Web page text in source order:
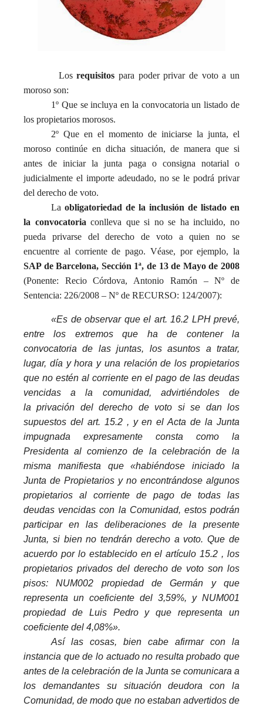
Losrequisitos para poder privar de voto a un
moroso son:
1º Que se incluya en la convocatoria un listado de
los propietarios morosos.
2º Que en el momento de iniciarse la junta, el
moroso continúe en dicha situación, de manera que si
antes de iniciar la junta paga o consigna notarial o
judicialmente el importe adeudado, no se le podrá privar
del derecho de voto.
Laobligatoriedad de la inclusión de listado en
la convocatoria conlleva que si no se ha incluido, no
pueda privarse del derecho de voto a quien no se
encuentre al corriente de pago. Véase, por ejemplo, la
SAP de Barcelona, Sección 1ª, de 13 de Mayo de 2008
(Ponente: Recio Córdova, Antonio Ramón – Nº de
Sentencia: 226/2008 – Nº de RECURSO: 124/2007):
«Es de observar que el art. 16.2 LPH prevé,
entre los extremos que ha de contener la
convocatoria de las juntas, los asuntos a tratar,
lugar, día y hora y una relación de los propietarios
que no estén al corriente en el pago de las deudas
vencidas a la comunidad, advirtiéndoles de
la
privación del derecho de voto si se dan los
supuestos del art. 15.2 , y en el Acta de la Junta
impugnada expresamente consta como la
Presidenta al comienzo de la celebración de la
misma manifiesta que «habiéndose iniciado la
Junta de Propietarios y no encontrándose algunos
propietarios al corriente de pago de todas las
deudas vencidas con la Comunidad, estos podrán
participar en las deliberaciones de la presente
Junta, si bien no tendrán derecho a voto. Que de
acuerdo por lo establecido en el artículo 15.2 , los
propietarios privados del derecho de voto son los
pisos: NUM002 propiedad de Germán y que
representa un coeficiente del 3,59%, y NUM001
propiedad de Luis Pedro y que representa un
coeficiente del 4,08%».
Así las cosas, bien cabe afirmar con la
instancia que de lo actuado no resulta probado que
antes de la celebración de la Junta se comunicara a
los demandantes su situación deudora con la
Comunidad, de modo que no estaban advertidos de